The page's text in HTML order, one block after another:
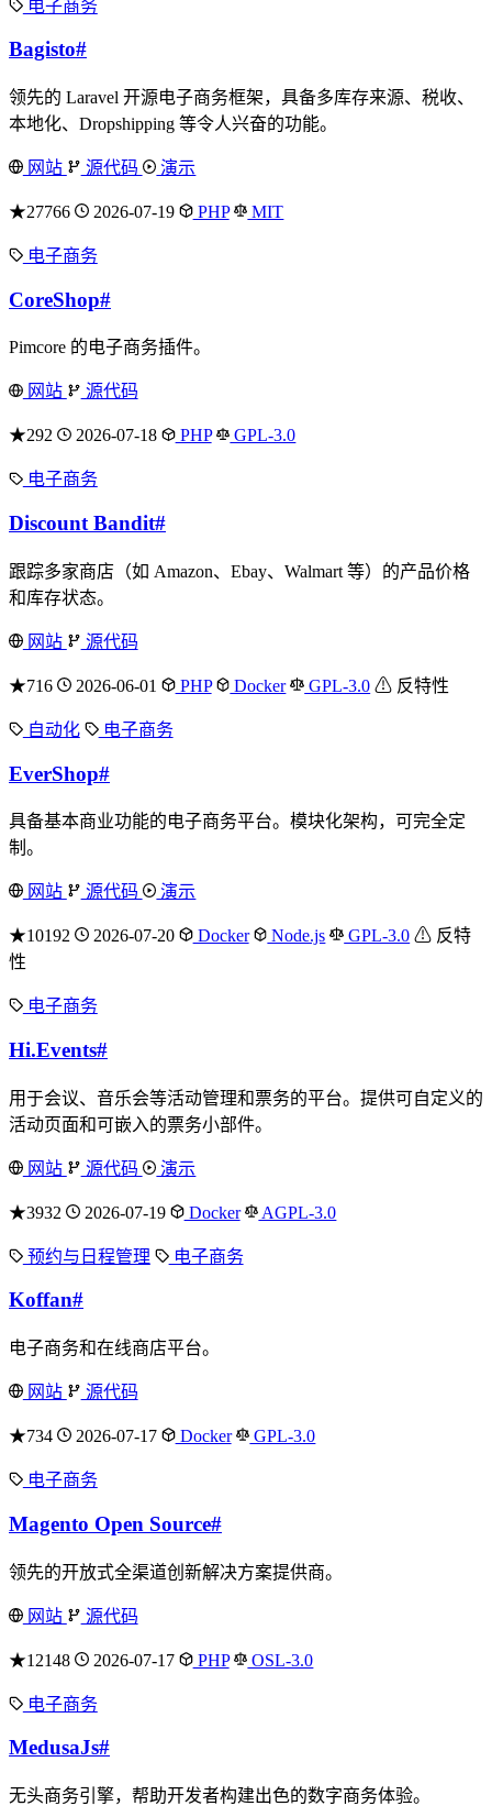
电子商务
Bagisto#
领先的 Laravel 开源电子商务框架，具备多库存来源、税收、
本地化、Dropshipping 等令人兴奋的功能。
网站 源代码 演示
★27766 2026-07-19 PHP MIT
电子商务
CoreShop#
Pimcore 的电子商务插件。
网站 源代码
★292 2026-07-18 PHP GPL-3.0
电子商务
Discount Bandit#
跟踪多家商店（如 Amazon、Ebay、Walmart 等）的产品价格
和库存状态。
网站 源代码
★716 2026-06-01 PHP Docker GPL-3.0 ⚠ 反特性
自动化 电子商务
EverShop#
具备基本商业功能的电子商务平台。模块化架构，可完全定
制。
网站 源代码 演示
★10192 2026-07-20 Docker Node.js GPL-3.0 ⚠ 反特
性
电子商务
Hi.Events#
用于会议、音乐会等活动管理和票务的平台。提供可自定义的
活动页面和可嵌入的票务小部件。
网站 源代码 演示
★3932 2026-07-19 Docker AGPL-3.0
预约与日程管理 电子商务
Koffan#
电子商务和在线商店平台。
网站 源代码
★734 2026-07-17 Docker GPL-3.0
电子商务
Magento Open Source#
领先的开放式全渠道创新解决方案提供商。
网站 源代码
★12148 2026-07-17 PHP OSL-3.0
电子商务
MedusaJs#
无头商务引擎，帮助开发者构建出色的数字商务体验。